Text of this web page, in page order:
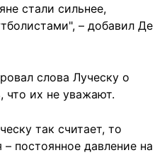
стали сильнее,
– добавил Де
слова Луческу о
что их не уважают.
так считает, то
постоянное давление на